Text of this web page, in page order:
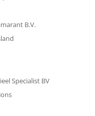
B.V.
Specialist BV